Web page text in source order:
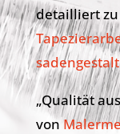
detailliert zu
„Qualität
von